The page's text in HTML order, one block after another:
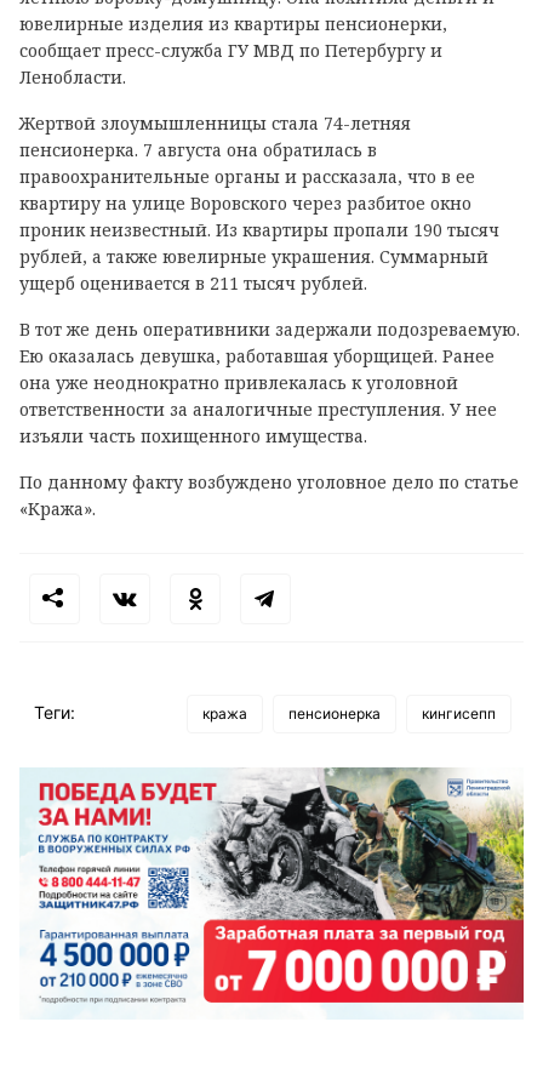
ювелирные изделия из квартиры пенсионерки,
сообщает пресс-служба ГУ МВД по Петербургу и
Ленобласти.
Жертвой злоумышленницы стала 74-летняя
пенсионерка. 7 августа она обратилась в
правоохранительные органы и рассказала, что в ее
квартиру на улице Воровского через разбитое окно
проник неизвестный. Из квартиры пропали 190 тысяч
рублей, а также ювелирные украшения. Суммарный
ущерб оценивается в 211 тысяч рублей.
В тот же день оперативники задержали подозреваемую.
Ею оказалась девушка, работавшая уборщицей. Ранее
она уже неоднократно привлекалась к уголовной
ответственности за аналогичные преступления. У нее
изъяли часть похищенного имущества.
По данному факту возбуждено уголовное дело по статье
«Кража».
Теги: кража пенсионерка кингисепп